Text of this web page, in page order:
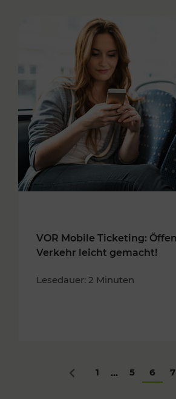
VOR Mobile Ticketing:
Verkehr leicht gemacht!
Lesedauer: 2 Minuten
Zurück
1 ... 5 6 7